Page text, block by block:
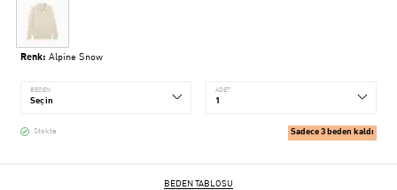
Renk: Alpine Snow
BEDEN ADET
Stokta Sadece 3 beden kaldı
BEDEN TABLOSU